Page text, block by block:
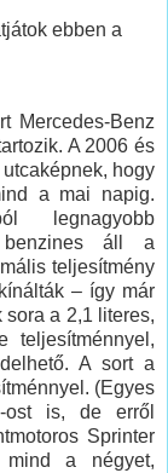
ebben a
Mercedes-Benz
A 2006 és
hogy
a mai napig.
legnagyobb
benzines áll a
teljesítmény
– így már
a 2,1 literes,
teljesítménnyel,
A sort a
(Egyes
ost is, de erről
Sprinter
a négyet,